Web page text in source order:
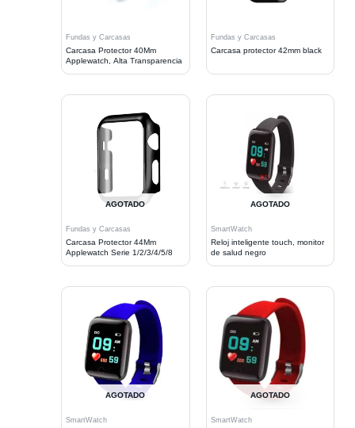
Fundas y Carcasas
Carcasa Protector 40Mm
Applewatch, Alta Transparencia
Fundas y Carcasas
Carcasa protector 42mm black
AGOTADO
Fundas y Carcasas
Carcasa Protector 44Mm
Applewatch Serie 1/2/3/4/5/8
AGOTADO
SmartWatch
Reloj inteligente touch, monitor
de salud negro
AGOTADO
SmartWatch
AGOTADO
SmartWatch